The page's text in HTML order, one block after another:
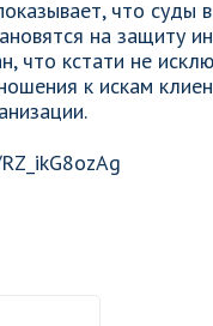
что суды
на защиту
что кстати не
к искам